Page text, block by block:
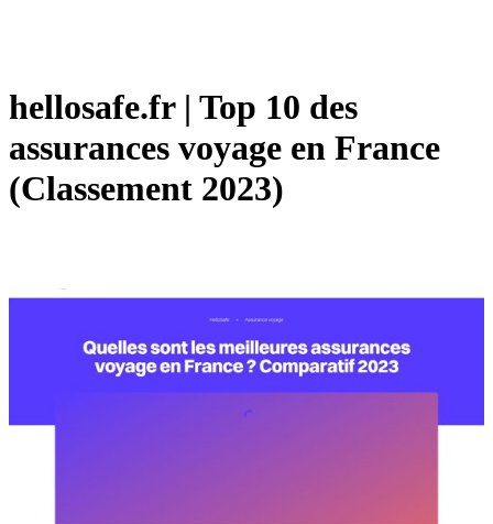
hellosafe.fr | Top 10 des
assurances voyage en France
(Classement 2023)